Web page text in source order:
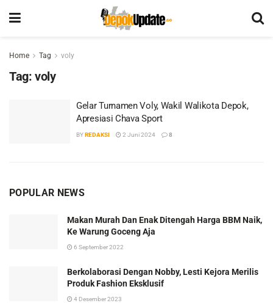
Home Tag voly
Tag: voly
Gelar Turnamen Voly, Wakil Walikota Depok,
Apresiasi Chava Sport
BYREDAKSI 2 Juni 2024 8
POPULAR NEWS
Makan Murah Dan Enak Ditengah Harga BBM Naik,
Ke Warung Goceng Aja
6 September 2022
Berkolaborasi Dengan Nobby, Lesti Kejora Merilis
Produk Fashion Eksklusif
4 Desember 2023